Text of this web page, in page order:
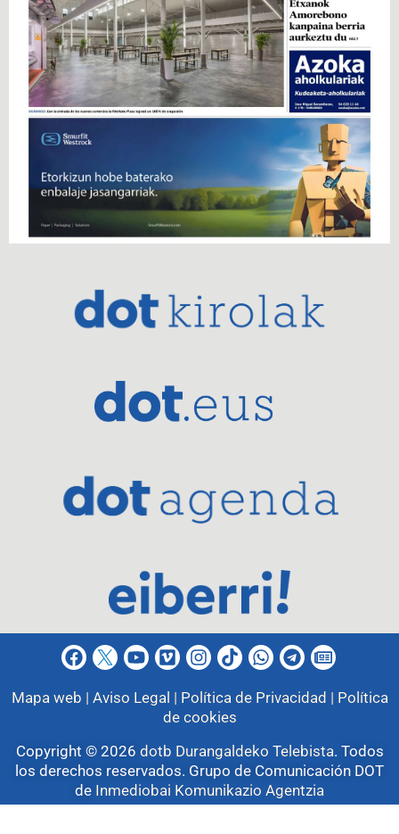
Mapa web | Aviso Legal | Política de Privacidad | Política
de cookies
Copyright © 2026 dotb Durangaldeko Telebista. Todos
los derechos reservados. Grupo de Comunicación DOT
de Inmediobai Komunikazio Agentzia